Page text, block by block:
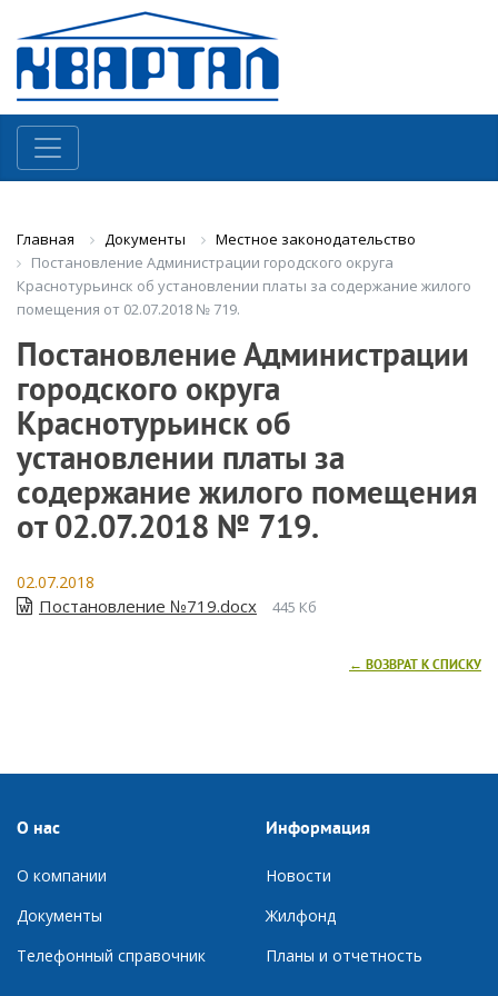
Главная Документы
Местное законодательство
Постановление Администрации городского округа
Краснотурьинск об установлении платы за содержание жилого
помещения от 02.07.2018 № 719.
Постановление Администрации
городского округа
Краснотурьинск об
установлении платы за
содержание жилого помещения
от 02.07.2018 № 719.
02.07.2018
Постановление №719.docx 445 Кб
← ВОЗВРАТ К СПИСКУ
О нас
О компании
Документы
Телефонный справочник
Информация
Новости
Жилфонд
Планы и отчетность